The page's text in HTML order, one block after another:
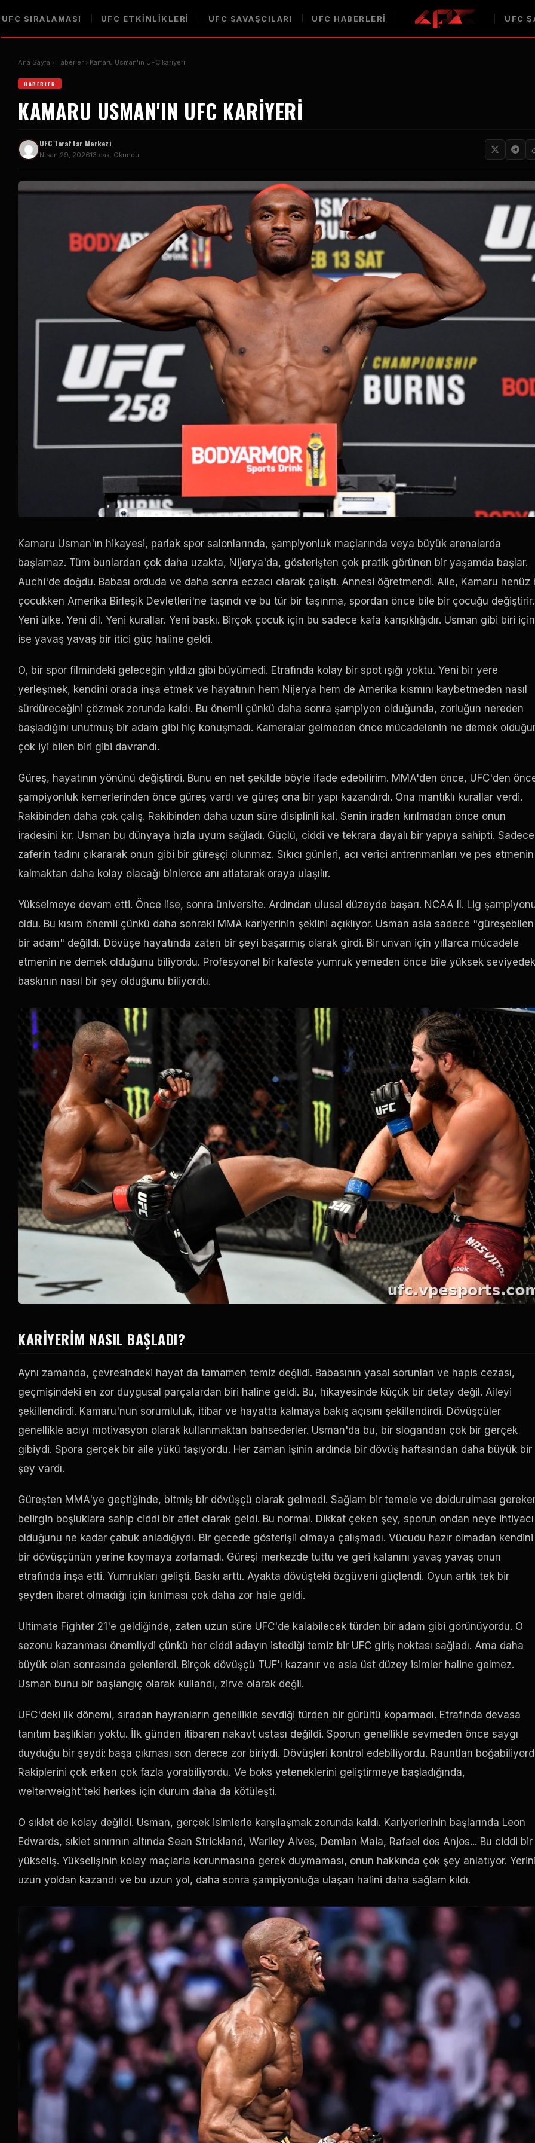
UFC SIRALAMASI UFC ETKINLIKLERI UFC SAVAŞÇILARI UFC HABERLERI UFC
Ana Sayfa Haberler Kamaru Usman'ın UFC kariyeri
HABERLER
KAMARU USMAN'IN UFC KARIYERI
UFC Taraftar Merkezi
Nisan 29, 202613 dak. Okundu
Kamaru Usman'ın hikayesi, parlak spor salonlarında, şampiyonluk maçlarında veya büyük arenalarda
başlamaz. Tüm bunlardan çok daha uzakta, Nijerya'da, gösterişten çok pratik görünen bir yaşamda başlar.
Auchi'de doğdu. Babası orduda ve daha sonra eczacı olarak çalıştı. Annesi öğretmendi. Aile, Kamaru henüz
çocukken Amerika Birleşik Devletleri'ne taşındı ve bu tür bir taşınma, spordan önce bile bir çocuğu değiştirir.
Yeni ülke. Yeni dil. Yeni kurallar. Yeni baskı. Birçok çocuk için bu sadece kafa karışıklığıdır. Usman gibi biri için
ise yavaş yavaş bir itici güç haline geldi.
O, bir spor filmindeki geleceğin yıldızı gibi büyümedi. Etrafında kolay bir spot ışığı yoktu. Yeni bir yere
yerleşmek, kendini orada inşa etmek ve hayatının hem Nijerya hem de Amerika kısmını kaybetmeden nasıl
sürdüreceğini çözmek zorunda kaldı. Bu önemli çünkü daha sonra şampiyon olduğunda, zorluğun nereden
başladığını unutmuş bir adam gibi hiç konuşmadı. Kameralar gelmeden önce mücadelenin ne demek
çok iyi bilen biri gibi davrandı.
Güreş, hayatının yönünü değiştirdi. Bunu en net şekilde böyle ifade edebilirim. MMA'den önce, UFC'den
şampiyonluk kemerlerinden önce güreş vardı ve güreş ona bir yapı kazandırdı. Ona mantıklı kurallar verdi.
Rakibinden daha çok çalış. Rakibinden daha uzun süre disiplinli kal. Senin iraden kırılmadan önce onun
iradesini kır. Usman bu dünyaya hızla uyum sağladı. Güçlü, ciddi ve tekrara dayalı bir yapıya sahipti. Sadece
zaferin tadını çıkararak onun gibi bir güreşçi olunmaz. Sıkıcı günleri, acı verici antrenmanları ve pes etmenin
kalmaktan daha kolay olacağı binlerce anı atlatarak oraya ulaşılır.
Yükselmeye devam etti. Önce lise, sonra üniversite. Ardından ulusal düzeyde başarı. NCAA II. Lig
oldu. Bu kısım önemli çünkü daha sonraki MMA kariyerinin şeklini açıklıyor. Usman asla sadece "güreşebilen
bir adam" değildi. Dövüşe hayatında zaten bir şeyi başarmış olarak girdi. Bir unvan için yıllarca mücadele
etmenin ne demek olduğunu biliyordu. Profesyonel bir kafeste yumruk yemeden önce bile yüksek
baskının nasıl bir şey olduğunu biliyordu.
KARIYERIM NASIL BAŞLADI?
Aynı zamanda, çevresindeki hayat da tamamen temiz değildi. Babasının yasal sorunları ve hapis cezası,
geçmişindeki en zor duygusal parçalardan biri haline geldi. Bu, hikayesinde küçük bir detay değil. Aileyi
şekillendirdi. Kamaru'nun sorumluluk, itibar ve hayatta kalmaya bakış açısını şekillendirdi. Dövüşçüler
genellikle acıyı motivasyon olarak kullanmaktan bahsederler. Usman'da bu, bir slogandan çok bir gerçek
gibiydi. Spora gerçek bir aile yükü taşıyordu. Her zaman işinin ardında bir dövüş haftasından daha büyük bir
şey vardı.
Güreşten MMA'ye geçtiğinde, bitmiş bir dövüşçü olarak gelmedi. Sağlam bir temele ve doldurulması
belirgin boşluklara sahip ciddi bir atlet olarak geldi. Bu normal. Dikkat çeken şey, sporun ondan neye ihtiyacı
olduğunu ne kadar çabuk anladığıydı. Bir gecede gösterişli olmaya çalışmadı. Vücudu hazır olmadan kendini
bir dövüşçünün yerine koymaya zorlamadı. Güreşi merkezde tuttu ve geri kalanını yavaş yavaş onun
etrafında inşa etti. Yumrukları gelişti. Baskı arttı. Ayakta dövüşteki özgüveni güçlendi. Oyun artık tek bir
şeyden ibaret olmadığı için kırılması çok daha zor hale geldi.
Ultimate Fighter 21'e geldiğinde, zaten uzun süre UFC'de kalabilecek türden bir adam gibi görünüyordu. O
sezonu kazanması önemliydi çünkü her ciddi adayın istediği temiz bir UFC giriş noktası sağladı. Ama daha
büyük olan sonrasında gelenlerdi. Birçok dövüşçü TUF'ı kazanır ve asla üst düzey isimler haline gelmez.
Usman bunu bir başlangıç ​​olarak kullandı, zirve olarak değil.
UFC'deki ilk dönemi, sıradan hayranların genellikle sevdiği türden bir gürültü koparmadı. Etrafında devasa
tanıtım başlıkları yoktu. İlk günden itibaren nakavt ustası değildi. Sporun genellikle sevmeden önce saygı
duyduğu bir şeydi: başa çıkması son derece zor biriydi. Dövüşleri kontrol edebiliyordu. Rauntları
Rakiplerini çok erken çok fazla yorabiliyordu. Ve boks yeteneklerini geliştirmeye başladığında,
welterweight'teki herkes için durum daha da kötüleşti.
O sıklet de kolay değildi. Usman, gerçek isimlerle karşılaşmak zorunda kaldı. Kariyerlerinin başlarında Leon
Edwards, sıklet sınırının altında Sean Strickland, Warlley Alves, Demian Maia, Rafael dos Anjos... Bu ciddi bir
yükseliş. Yükselişinin kolay maçlarla korunmasına gerek duymaması, onun hakkında çok şey anlatıyor.
uzun yoldan kazandı ve bu uzun yol, daha sonra şampiyonluğa ulaşan halini daha sağlam kıldı.